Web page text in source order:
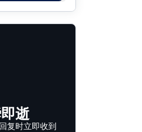
逝
复时立即收到